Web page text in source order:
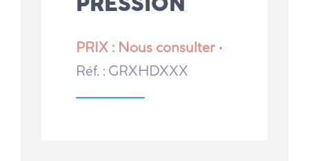
PRIX : Nous consulter •
Réf. : GRXHDXXX